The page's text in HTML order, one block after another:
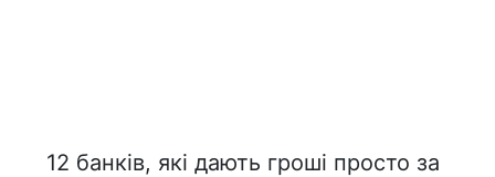
12 банків, які дають гроші просто за